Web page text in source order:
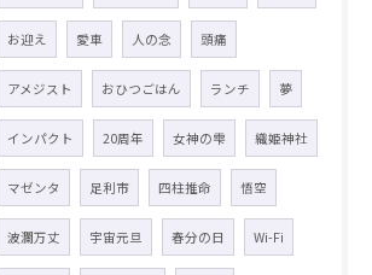
お迎え 愛車 人の念 頭痛
アメジスト おひつごはん ランチ 夢
インパクト 20周年 女神の雫 織姫神社
マゼンタ 足利市 四柱推命 悟空
波瀾万丈 宇宙元旦 春分の日 Wi-Fi